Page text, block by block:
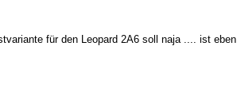
für den Leopard 2A6 soll naja .... ist